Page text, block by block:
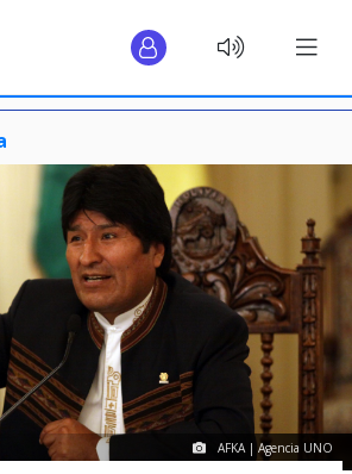
AFKA | Agencia UNO